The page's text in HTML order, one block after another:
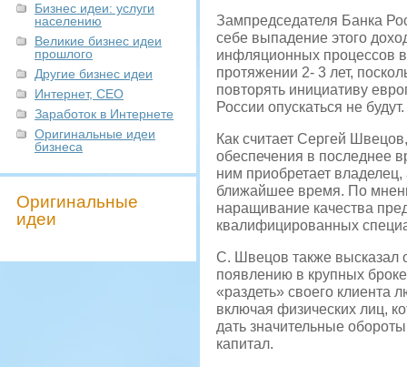
Бизнес идеи: услуги
населению
Великие бизнес идеи
прошлого
Другие бизнес идеи
Интернет, СЕО
Заработок в Интернете
Оригинальные идеи
бизнеса
Оригинальные
идеи
Зампредседателя Банка
себе выпадение этого
инфляционных процессов
протяжении 2- 3 лет,
повторять инициативу
России опускаться не
Как считает Сергей
обеспечения в последнее
ним приобретает
ближайшее время. По
наращивание качества
квалифицированных
С. Швецов также высказал
появлению в крупных
«раздеть» своего клиента
включая физических лиц,
дать значительные
капитал.